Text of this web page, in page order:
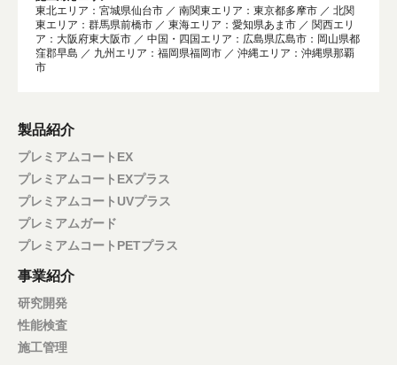
東北エリア：宮城県仙台市 ／ 南関東エリア：東京都多摩市 ／ 北関
東エリア：群馬県前橋市 ／ 東海エリア：愛知県あま市 ／ 関西エリ
ア：大阪府東大阪市 ／ 中国・四国エリア：広島県広島市：岡山県都
窪郡早島 ／ 九州エリア：福岡県福岡市 ／ 沖縄エリア：沖縄県那覇
市
製品紹介
プレミアムコートEX
プレミアムコートEXプラス
プレミアムコートUVプラス
プレミアムガード
プレミアムコートPETプラス
事業紹介
研究開発
性能検査
施工管理